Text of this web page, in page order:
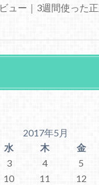
ビュー｜3週間使った
2017年5月
水 木 金
3 4 5
10 11 12